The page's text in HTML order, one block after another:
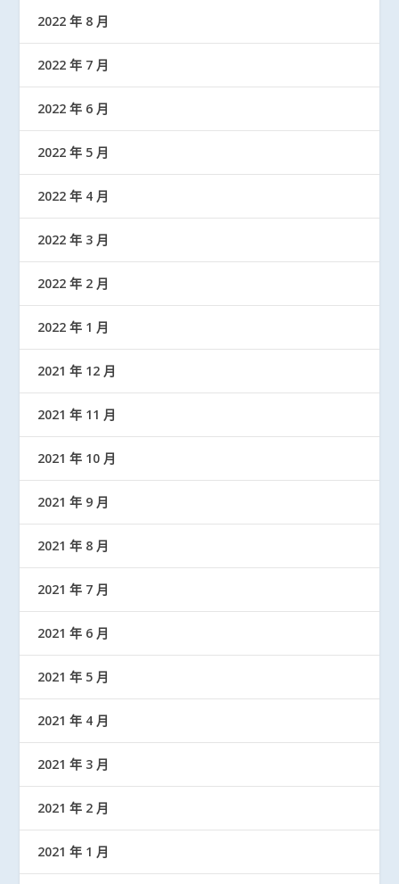
2022 年 8 月
2022 年 7 月
2022 年 6 月
2022 年 5 月
2022 年 4 月
2022 年 3 月
2022 年 2 月
2022 年 1 月
2021 年 12 月
2021 年 11 月
2021 年 10 月
2021 年 9 月
2021 年 8 月
2021 年 7 月
2021 年 6 月
2021 年 5 月
2021 年 4 月
2021 年 3 月
2021 年 2 月
2021 年 1 月